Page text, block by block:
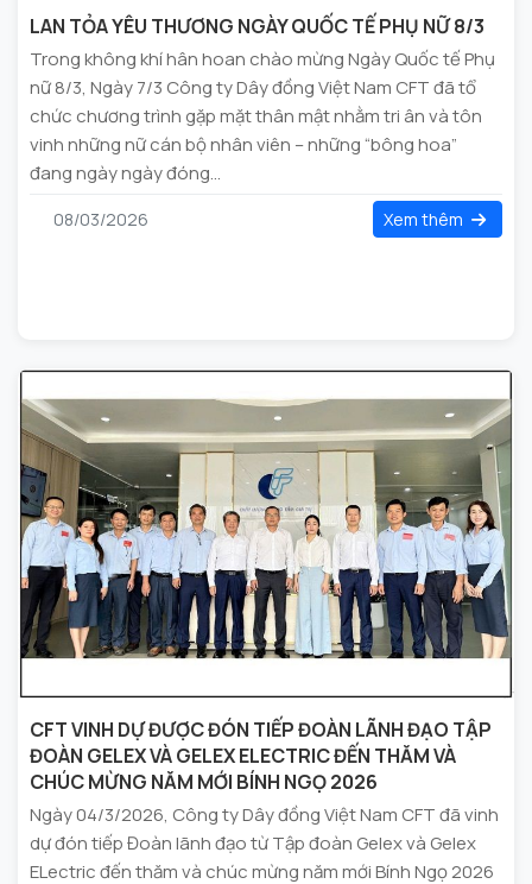
LAN TỎA YÊU THƯƠNG NGÀY QUỐC TẾ PHỤ NỮ 8/3
Trong không khí hân hoan chào mừng Ngày Quốc tế Phụ
nữ 8/3, Ngày 7/3 Công ty Dây đồng Việt Nam CFT đã tổ
chức chương trình gặp mặt thân mật nhằm tri ân và tôn
vinh những nữ cán bộ nhân viên – những “bông hoa”
đang ngày ngày đóng...
08/03/2026 Xem thêm
CFT VINH DỰ ĐƯỢC ĐÓN TIẾP ĐOÀN LÃNH ĐẠO TẬP
ĐOÀN GELEX VÀ GELEX ELECTRIC ĐẾN THĂM VÀ
CHÚC MỪNG NĂM MỚI BÍNH NGỌ 2026
Ngày 04/3/2026, Công ty Dây đồng Việt Nam CFT đã vinh
dự đón tiếp Đoàn lãnh đạo từ Tập đoàn Gelex và Gelex
ELectric đến thăm và chúc mừng năm mới Bính Ngọ 2026